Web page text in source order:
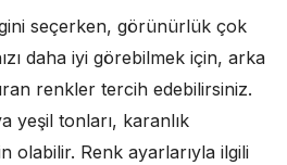
seçerken, görünürlük çok
daha iyi görebilmek için, arka
renkler tercih edebilirsiniz.
yeşil tonları, karanlık
olabilir. Renk ayarlarıyla ilgili